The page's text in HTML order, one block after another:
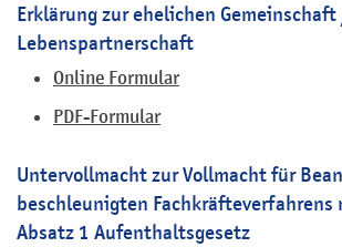
Erklärung zur ehelichen
Lebenspartnerschaft
Online Formular
PDF-Formular
Untervollmacht zur Vollmacht für
beschleunigten Fachkräfteverfahrens
Absatz 1 Aufenthaltsgesetz